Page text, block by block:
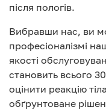
після пологів.
Вибравши нас, ви
професіоналізмі
якості
становить всього
оцінити реакцію
обґрунтоване